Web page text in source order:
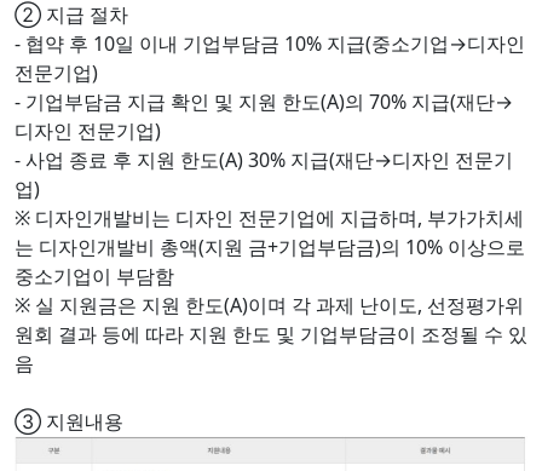
② 지급 절차
- 협약 후 10일 이내 기업부담금 10% 지급(중소기업→디자인
전문기업)
- 기업부담금 지급 확인 및 지원 한도(A)의 70% 지급(재단→
디자인 전문기업)
- 사업 종료 후 지원 한도(A) 30% 지급(재단→디자인 전문기
업)
※ 디자인개발비는 디자인 전문기업에 지급하며, 부가가치세
는 디자인개발비 총액(지원 금+기업부담금)의 10% 이상으로
중소기업이 부담함
※ 실 지원금은 지원 한도(A)이며 각 과제 난이도, 선정평가위
원회 결과 등에 따라 지원 한도 및 기업부담금이 조정될 수 있
음
③ 지원내용